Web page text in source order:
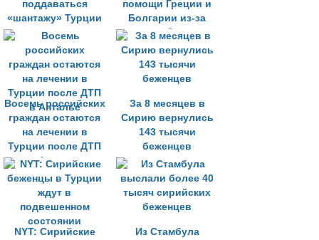
поддаваться
«шантажу» Турции
по поводу
беженцев
помощи Греции и
Болгарии из-за
наплыва беженцев
из Турции
Восемь российских
граждан остаются
на лечении в
Турции после ДТП
в Анталье
За 8 месяцев в
Сирию вернулись
143 тысячи
беженцев
NYT: Сирийские
Из Стамбула